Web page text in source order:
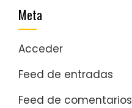
Meta
Acceder
Feed de entradas
Feed de comentarios